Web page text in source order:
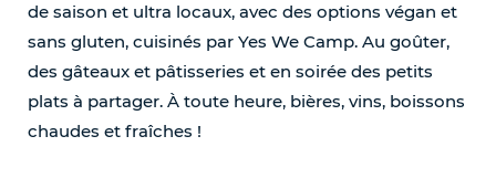
de saison et ultra locaux, avec des options végan et
sans gluten, cuisinés par Yes We Camp. Au goûter,
des gâteaux et pâtisseries et en soirée des petits
plats à partager. À toute heure, bières, vins, boissons
chaudes et fraîches !